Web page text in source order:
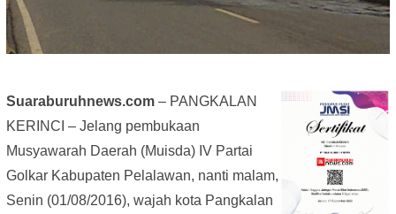
Suaraburuhnews.com – PANGKALAN
KERINCI – Jelang pembukaan
Musyawarah Daerah (Muisda) IV Partai
Golkar Kabupaten Pelalawan, nanti malam,
Senin (01/08/2016), wajah kota Pangkalan